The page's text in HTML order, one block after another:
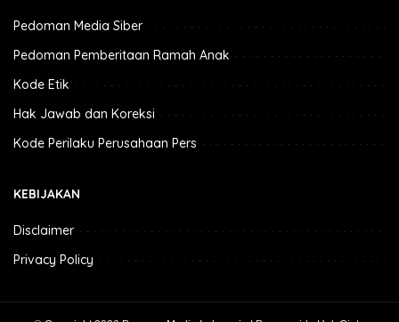
Pedoman Media Siber
Pedoman Pemberitaan Ramah Anak
Kode Etik
Hak Jawab dan Koreksi
Kode Perilaku Perusahaan Pers
KEBIJAKAN
Disclaimer
Privacy Policy